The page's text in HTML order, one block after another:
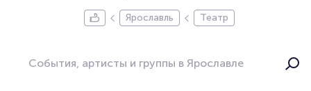
Ярославль Театр